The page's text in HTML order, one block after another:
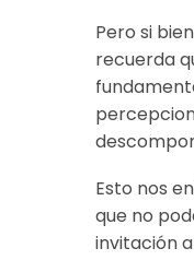
Pero si
recuerda
Esto nos
que no
invitación